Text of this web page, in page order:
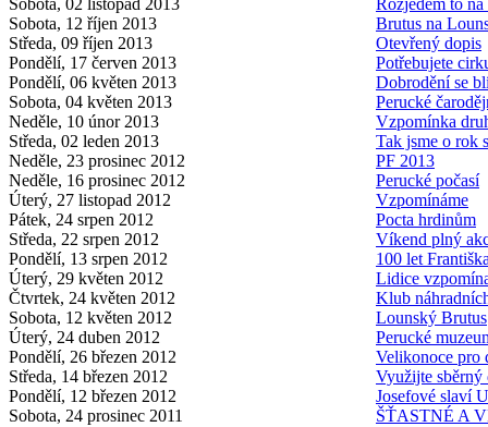
Sobota, 02 listopad 2013
Rozjedem to na
Sobota, 12 říjen 2013
Brutus na
Středa, 09 říjen 2013
Otevřený dopis
Pondělí, 17 červen 2013
Potřebujete
Pondělí, 06 květen 2013
Dobrodění se
Sobota, 04 květen 2013
Perucké
Neděle, 10 únor 2013
Vzpomínka
Středa, 02 leden 2013
Tak jsme o rok
Neděle, 23 prosinec 2012
PF 2013
Neděle, 16 prosinec 2012
Perucké počasí
Úterý, 27 listopad 2012
Vzpomínáme
Pátek, 24 srpen 2012
Pocta hrdinům
Středa, 22 srpen 2012
Víkend plný
Pondělí, 13 srpen 2012
100 let
Úterý, 29 květen 2012
Lidice
Čtvrtek, 24 květen 2012
Klub
Sobota, 12 květen 2012
Lounský Brutus
Úterý, 24 duben 2012
Perucké
Pondělí, 26 březen 2012
Velikonoce pro
Středa, 14 březen 2012
Využijte sběrný
Pondělí, 12 březen 2012
Josefové slaví
Sobota, 24 prosinec 2011
ŠŤASTNÉ A